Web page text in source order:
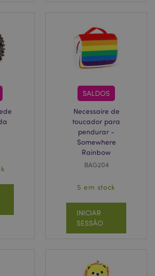
SALDOS
Necessaire de
toucador para
pendurar -
Somewhere
Rainbow
BAG204
5 em stock
INICIAR
SESSÃO
Adobe Inc.
www.puckator.pt
www.puckator.pt